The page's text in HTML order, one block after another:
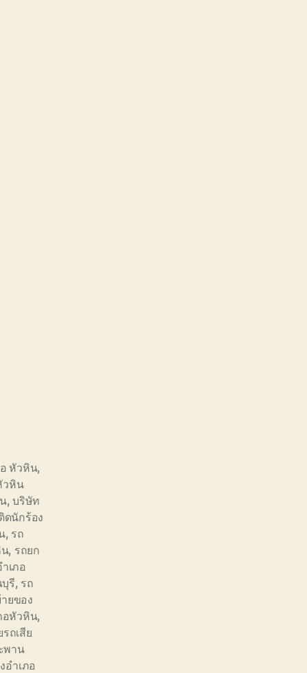
อ หัวหิน,
วหิน
,บริษัท
ดนักร้อง
, รถ
น, รถยก
เภอ
รี, รถ
ยของ
อหัวหิน,
ถเสีย
พาน
อำเภอ